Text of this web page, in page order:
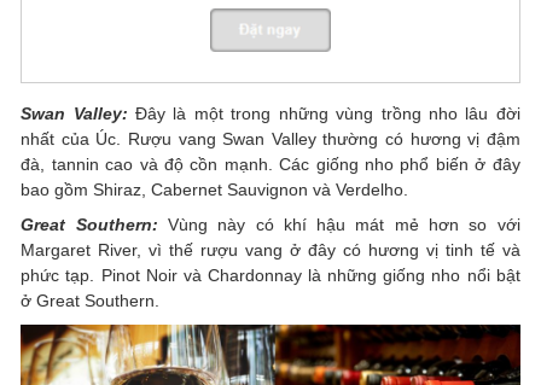
Swan Valley: Đây là một trong những vùng trồng nho lâu đời
nhất của Úc. Rượu vang Swan Valley thường có hương vị đậm
đà, tannin cao và độ cồn mạnh. Các giống nho phổ biến ở đây
bao gồm Shiraz, Cabernet Sauvignon và Verdelho.
Great Southern: Vùng này có khí hậu mát mẻ hơn so với
Margaret River, vì thế rượu vang ở đây có hương vị tinh tế và
phức tạp. Pinot Noir và Chardonnay là những giống nho nổi bật
ở Great Southern.